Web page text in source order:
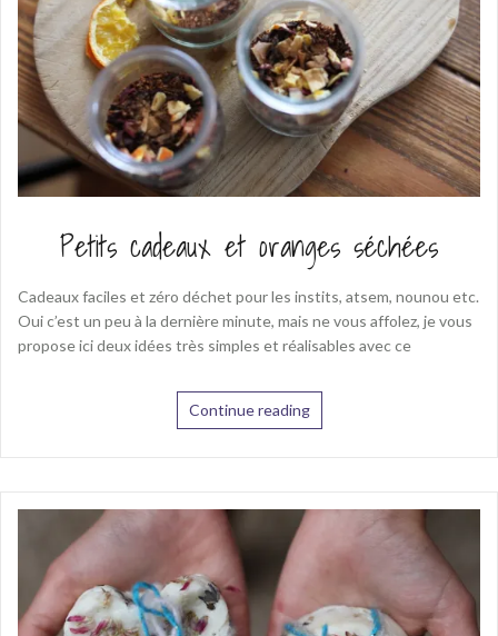
Petits cadeaux et oranges séchées
Cadeaux faciles et zéro déchet pour les instits, atsem, nounou etc.
Oui c’est un peu à la dernière minute, mais ne vous affolez, je vous
propose ici deux idées très simples et réalisables avec ce
Continue reading